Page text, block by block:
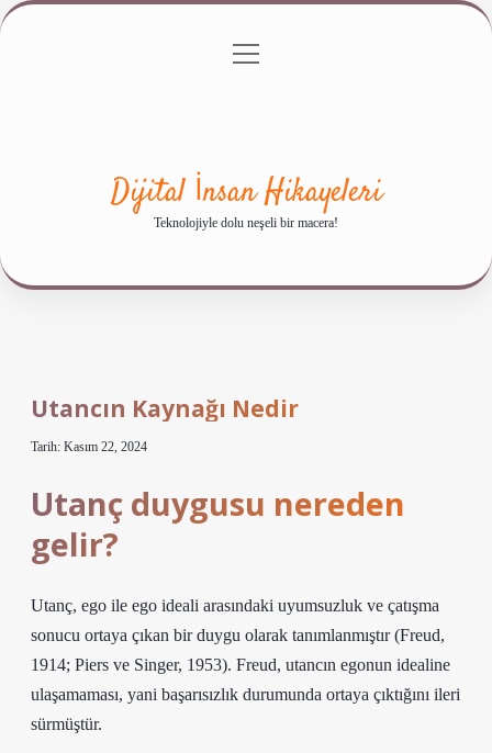
Gizlilik Politikası
menüyü
Dijital İnsan Hikayeleri
Teknolojiyle dolu neşeli bir macera!
Utancın Kaynağı Nedir
Tarih: Kasım 22, 2024
Utanç duygusu nereden
gelir?
Utanç, ego ile ego ideali arasındaki uyumsuzluk ve çatışma
sonucu ortaya çıkan bir duygu olarak tanımlanmıştır (Freud,
1914; Piers ve Singer, 1953). Freud, utancın egonun idealine
ulaşamaması, yani başarısızlık durumunda ortaya çıktığını ileri
sürmüştür.